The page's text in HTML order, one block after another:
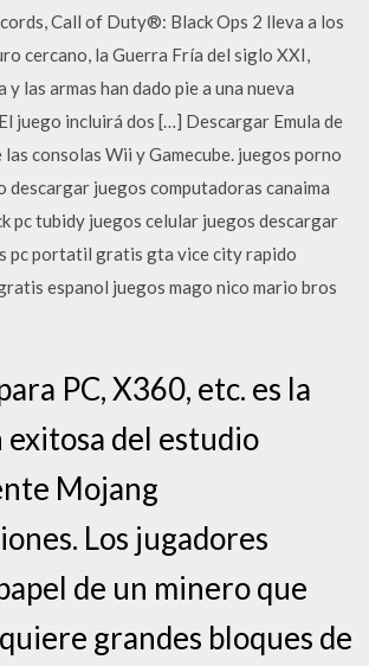
Call of Duty®: Black Ops 2 lleva a los
cercano, la Guerra Fría del siglo XXI,
las armas han dado pie a una nueva
juego incluirá dos […] Descargar Emula de
consolas Wii y Gamecube. juegos porno
descargar juegos computadoras canaima
pc tubidy juegos celular juegos descargar
pc portatil gratis gta vice city rapido
espanol juegos mago nico mario bros
PC, X360, etc. es la
del estudio
Mojang
Los jugadores
de un minero que
grandes bloques de